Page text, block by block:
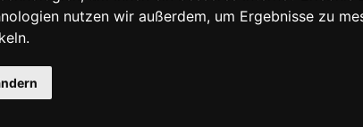
nutzen wir außerdem, um Ergebnisse zu
(Kraft pro Fläche), bei der sich ein Werkstoff anfängt